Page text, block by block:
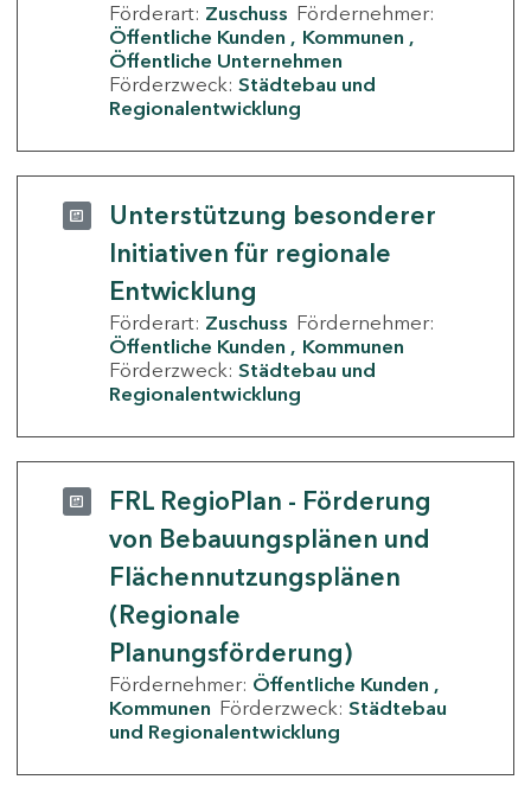
Förderart: Zuschuss Fördernehmer:
Öffentliche Kunden
Kommunen
Öffentliche Unternehmen
Förderzweck: Städtebau und
Regionalentwicklung
Unterstützung besonderer
Initiativen für regionale
Entwicklung
Förderart: Zuschuss Fördernehmer:
Öffentliche Kunden
Kommunen
Förderzweck: Städtebau und
Regionalentwicklung
FRL RegioPlan - Förderung
von Bebauungsplänen und
Flächennutzungsplänen
(Regionale
Planungsförderung)
Fördernehmer: Öffentliche Kunden
Kommunen Förderzweck: Städtebau
und Regionalentwicklung